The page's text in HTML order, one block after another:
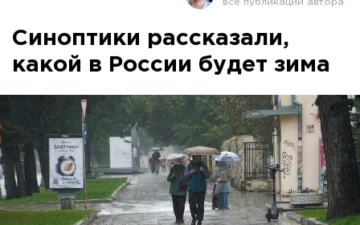
Оренбург
Синоптики рассказали,
какой в России будет зима